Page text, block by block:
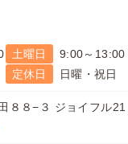
土曜日
9:00～13:00
定休日
日曜・祝日
８８−３ ジョイフル21